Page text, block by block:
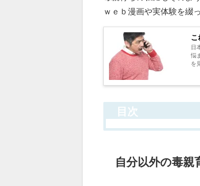
ｗｅｂ漫画や実体験を綴
こ
日
悩
を
目次
自分以外の毒